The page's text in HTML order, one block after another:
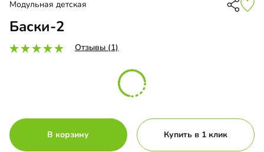
Модульная детская
Баски-2
Отзывы (1)
В корзину Купить в 1 клик